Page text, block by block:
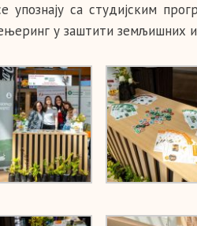
упознају са студијским
у заштити земљишних